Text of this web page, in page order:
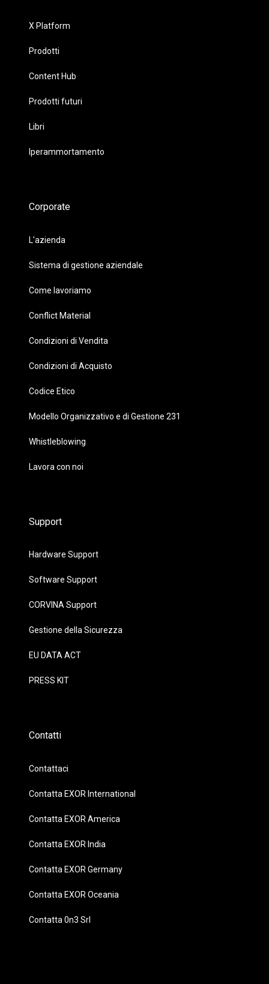
X Platform
Prodotti
Content Hub
Prodotti futuri
Libri
Iperammortamento
Corporate
L'azienda
Sistema di gestione aziendale
Come lavoriamo
Conflict Material
Condizioni di Vendita
Condizioni di Acquisto
Codice Etico
Modello Organizzativo e di Gestione 231
Whistleblowing
Lavora con noi
Support
Hardware Support
Software Support
CORVINA Support
Gestione della Sicurezza
EU DATA ACT
PRESS KIT
Contatti
Contattaci
Contatta EXOR International
Contatta EXOR America
Contatta EXOR India
Contatta EXOR Germany
Contatta EXOR Oceania
Contatta 0n3 Srl